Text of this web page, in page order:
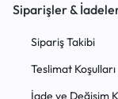
Siparişler &
Sipariş Takibi
Teslimat Koşulları
İade ve Değişim